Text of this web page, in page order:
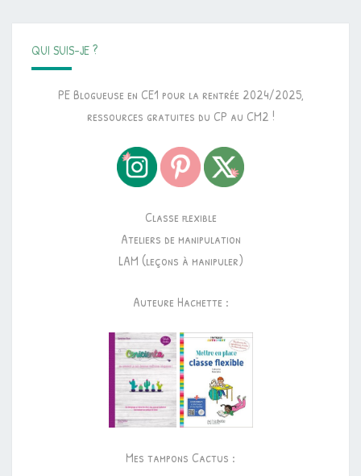
QUI SUIS-JE ?
PE Blogueuse en CE1 pour la rentrée 2024/2025,
ressources gratuites du CP au CM2 !
Classe flexible
Ateliers de manipulation
LAM (leçons à manipuler)
Auteure Hachette :
Mes tampons Cactus :